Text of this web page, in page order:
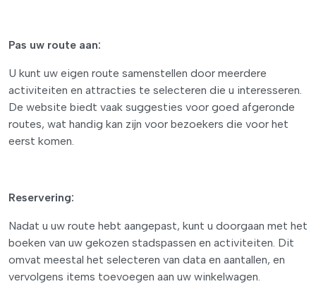
Pas uw route aan:
U kunt uw eigen route samenstellen door meerdere
activiteiten en attracties te selecteren die u interesseren.
De website biedt vaak suggesties voor goed afgeronde
routes, wat handig kan zijn voor bezoekers die voor het
eerst komen.
Reservering:
Nadat u uw route hebt aangepast, kunt u doorgaan met het
boeken van uw gekozen stadspassen en activiteiten. Dit
omvat meestal het selecteren van data en aantallen, en
vervolgens items toevoegen aan uw winkelwagen.